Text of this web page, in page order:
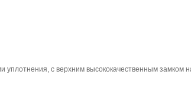
с верхним высококачественным замком